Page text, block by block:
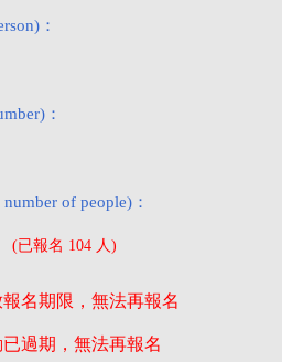
：
：
of people)：
(已報名 104 人)
名期限，無法再報名
過期，無法再報名